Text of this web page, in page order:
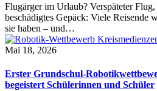
Flugärger im Urlaub? Verspäteter
beschädigtes Gepäck: Viele Reisende
sie haben – und…
Mai 18, 2026
Erster Grundschul-
begeistert Schülerinnen und Schüler